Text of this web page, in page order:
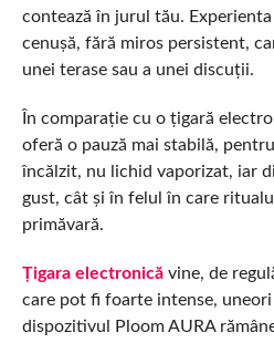
contează în jurul tău.
cenușă, fără miros persistent,
unei terase sau a unei discuții.
În comparație cu o țigară
oferă o pauză mai stabilă,
încălzit, nu lichid vaporizat, iar
gust, cât și în felul în care
primăvară.
Țigara electronicăvine, de
care pot fi foarte intense,
dispozitivul Ploom AURA